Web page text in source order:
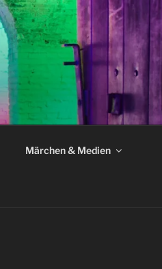
Märchen & Medien